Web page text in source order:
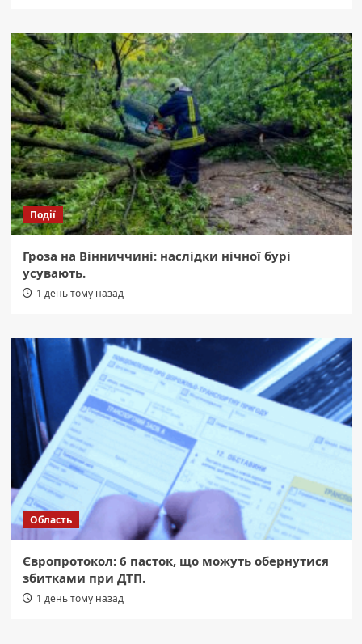
Події
Гроза на Вінниччині: наслідки нічної бурі
усувають.
1 день тому назад
Область
Європротокол: 6 пасток, що можуть обернутися
збитками при ДТП.
1 день тому назад